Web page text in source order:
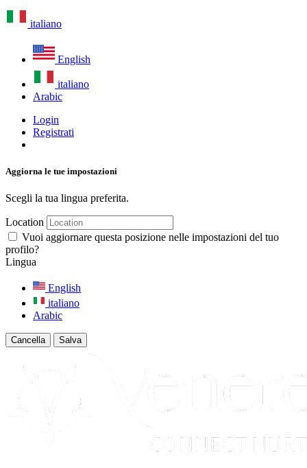
italiano
English
italiano
Arabic
Login
Registrati
Aggiorna le tue impostazioni
Scegli la tua lingua preferita.
Location
Vuoi aggiornare questa posizione nelle impostazioni del tuo
profilo?
Lingua
English
italiano
Arabic
Cancella Salva